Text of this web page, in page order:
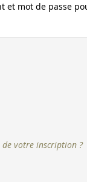
mot de passe
de votre inscription ?